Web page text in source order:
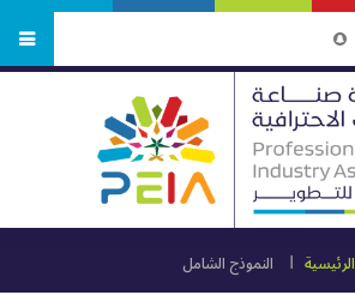
الرئيسية النموذج الشامل